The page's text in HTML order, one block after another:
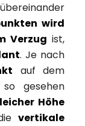
wird
Verzug ist,
. Je nach
auf dem
gesehen
Höhe
vertikale